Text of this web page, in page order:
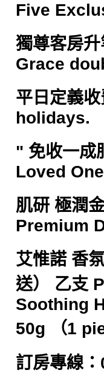
Five
獨尊客房
Grace
平日定義
holidays.
" 免收一成
Loved
肌研 極潤
Premium
艾惟諾 香
送） 乙支
Soothing
50g （1
訂房專線